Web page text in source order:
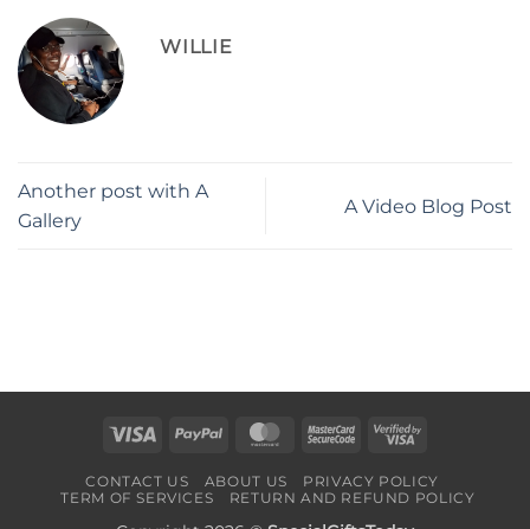
WILLIE
Another post with A
Gallery
A Video Blog Post
Visa PayPal MasterCardMasterCard
Visa
CONTACT US ABOUT US
PRIVACY POLICY
TERM OF SERVICES
RETURN AND REFUND POLICY